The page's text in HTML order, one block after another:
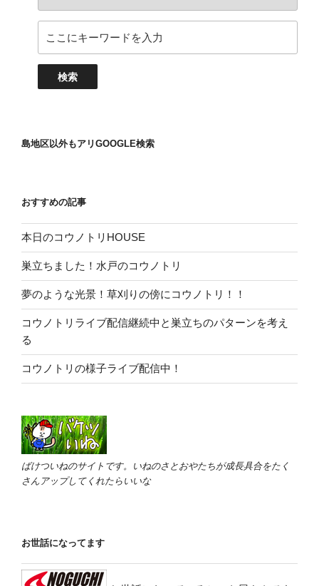
島地区以外もアリGOOGLE検索
おすすめの記事
本日のコウノトリHOUSE
巣立ちました！水戸のコウノトリ
夢のような光景！草刈りの傍にコウノトリ！！
コウノトリライブ配信継続中と巣立ちのパターンを考え
る
コウノトリの様子ライブ配信中！
ばけついねのサイトです。いねのさとおやたちが成長具合をたく
さんアップしてくれたらいいな
お世話になってます